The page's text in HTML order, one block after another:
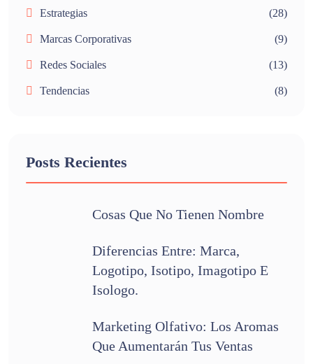
Estrategias (28)
Marcas Corporativas (9)
Redes Sociales (13)
Tendencias (8)
Posts Recientes
Cosas Que No Tienen Nombre
Diferencias Entre: Marca,
Logotipo, Isotipo, Imagotipo E
Isologo.
Marketing Olfativo: Los Aromas
Que Aumentarán Tus Ventas